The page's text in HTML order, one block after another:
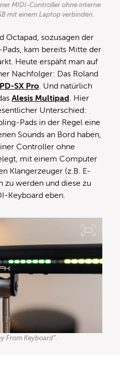
MIDI-Controller ohne interne
mit einem Laptop verbinden.
Octapad, sozusagen der
kam bereits Mitte der
Heute erspäht man auf
Nachfolger: Das Roland
SX Pro . Und natürlich
Alesis Multipad . Hier
Unterschied:
Pads in der Regel eine
Sounds an Bord haben,
Controller ohne
mit einem Computer
Klangerzeuger (z.B. E-
zu werden und diese zu
Keyboard eben.
From Keyboard“.